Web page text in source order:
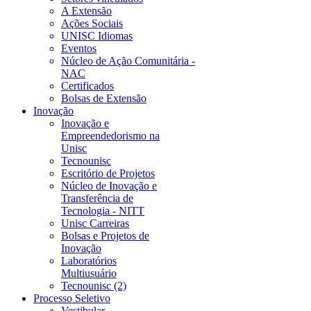
A Extensão
Ações Sociais
UNISC Idiomas
Eventos
Núcleo de Ação Comunitária -
NAC
Certificados
Bolsas de Extensão
Inovação
Inovação e
Empreendedorismo na
Unisc
Tecnounisc
Escritório de Projetos
Núcleo de Inovação e
Transferência de
Tecnologia - NITT
Unisc Carreiras
Bolsas e Projetos de
Inovação
Laboratórios
Multiusuário
Tecnounisc (2)
Processo Seletivo